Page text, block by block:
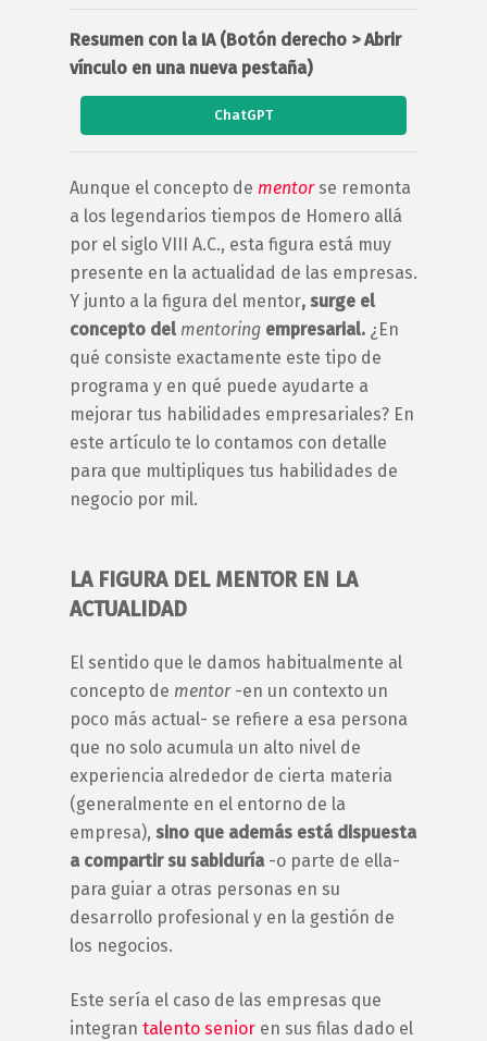
Resumen con la IA (Botón derecho > Abrir
vínculo en una nueva pestaña)
ChatGPT
Aunque el concepto de mentorse remonta
a los legendarios tiempos de Homero allá
por el siglo VIII A.C., esta figura está muy
presente en la actualidad de las empresas.
Y junto a la figura del mentor, surge el
concepto del mentoring empresarial. ¿En
qué consiste exactamente este tipo de
programa y en qué puede ayudarte a
mejorar tus habilidades empresariales? En
este artículo te lo contamos con detalle
para que multipliques tus habilidades de
negocio por mil.
LA FIGURA DEL MENTOREN LA
ACTUALIDAD
El sentido que le damos habitualmente al
concepto de mentor -en un contexto un
poco más actual- se refiere a esa persona
que no solo acumula un alto nivel de
experiencia alrededor de cierta materia
(generalmente en el entorno de la
empresa), sino que además está dispuesta
a compartir su sabiduría -o parte de ella-
para guiar a otras personas en su
desarrollo profesional y en la gestión de
los negocios.
Este sería el caso de las empresas que
integran talento senior en sus filas dado el